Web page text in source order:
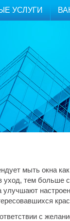
УСЛУГИ
мыть окна
уход, тем больше
улучшают
с